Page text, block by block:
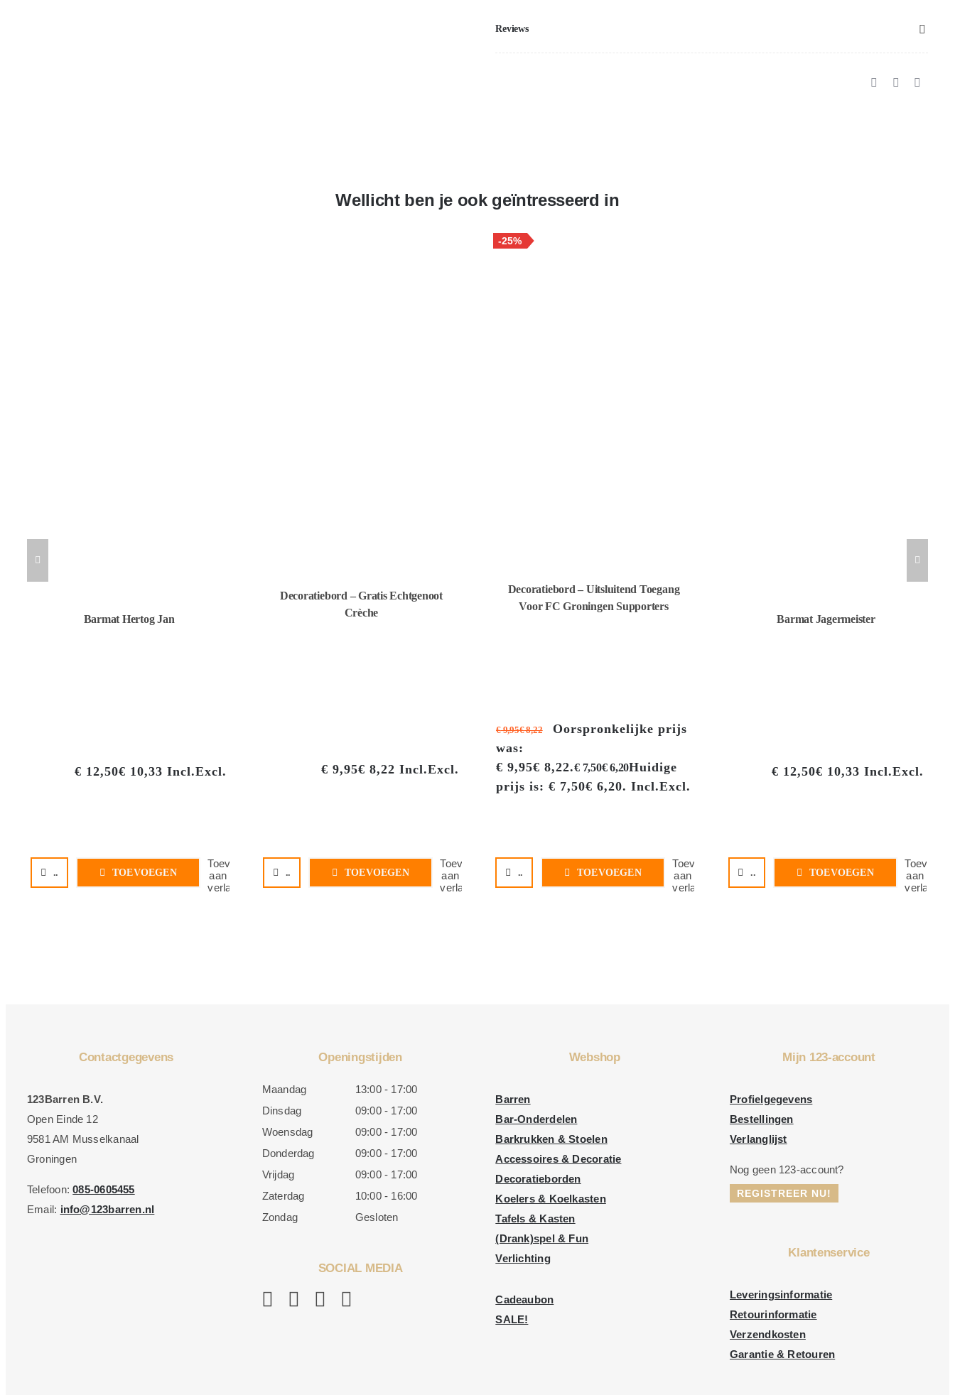
Reviews
Wellicht ben je ook geïntresseerd in
Barmat Hertog Jan
€ 12,50€ 10,33 Incl.Excl.
.. TOEVOEGEN
Toevoegen
aan
verlanglijst
Decoratiebord – Gratis Echtgenoot
Crèche
€ 9,95€ 8,22 Incl.Excl.
.. TOEVOEGEN
Toevoegen
aan
verlanglijst
-25%
Decoratiebord – Uitsluitend Toegang
Voor FC Groningen Supporters
€9,95€8,22
Oorspronkelijke prijs
was:
€ 9,95€ 8,22.€7,50€6,20Huidige
prijs is: € 7,50€ 6,20. Incl.Excl.
.. TOEVOEGEN
Toevoegen
aan
verlanglijst
Barmat Jagermeister
€ 12,50€ 10,33 Incl.Excl.
.. TOEVOEGEN
aan
Contactgegevens
123Barren B.V.
Open Einde 12
9581 AM Musselkanaal
Groningen
Telefoon:085-0605455
Email: info@123barren.nl
Openingstijden
Maandag
13:00 - 17:00
Dinsdag
09:00 - 17:00
Woensdag
09:00 - 17:00
Donderdag
09:00 - 17:00
Vrijdag
09:00 - 17:00
Zaterdag
10:00 - 16:00
Zondag
Gesloten
SOCIAL MEDIA
Webshop
Barren
Bar-Onderdelen
Barkrukken & Stoelen
Accessoires & Decoratie
Decoratieborden
Koelers & Koelkasten
Tafels & Kasten
(Drank)spel & Fun
Verlichting
Cadeaubon
SALE!
Mijn 123-account
Profielgegevens
Bestellingen
Verlanglijst
Nog geen 123-account?
REGISTREER NU!
Klantenservice
Leveringsinformatie
Retourinformatie
Verzendkosten
Garantie & Retouren